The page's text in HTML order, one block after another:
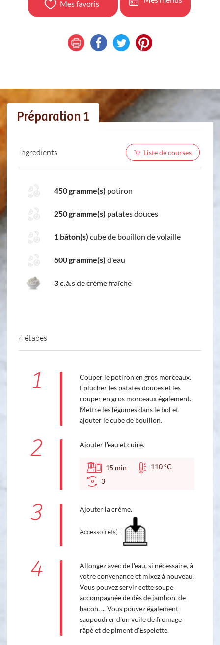
Mes favoris
Préparation 1
Ingredients Liste de courses
450 gramme(s) potiron
250 gramme(s) patates douces
1 bâton(s) cube de bouillon de volaille
600 gramme(s) d'eau
3 c.à.sde crème fraîche
4 étapes
1
Couper le potiron en gros morceaux.
Eplucher les patates douces et les
couper en gros morceaux également.
Mettre les légumes dans le bol et
ajouter le cube de bouillon.
2 Ajouter l'eau et cuire.
15 min
110 °C
3
3 Ajouter la crème.
Accessoire(s) :
4
Allongez avec de l'eau, si nécessaire, à
votre convenance et mixez à nouveau.
Vous pouvez servir cette soupe
accompagnée de dès de jambon, de
bacon, ... Vous pouvez également
saupoudrer d'un voile de fromage
râpé et de piment d'Espelette.